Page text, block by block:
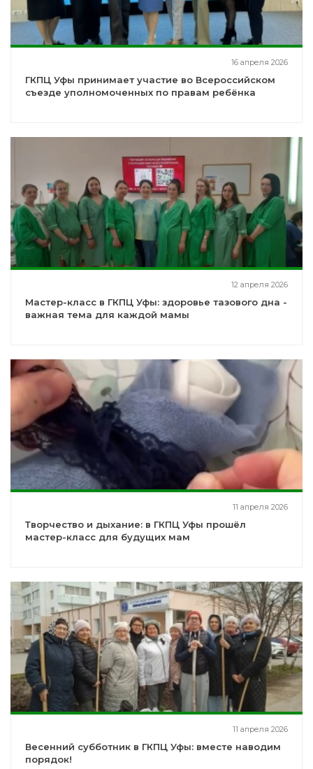
16 апреля 2026
ГКПЦ Уфы принимает участие во Всероссийском
съезде уполномоченных по правам ребёнка
12 апреля 2026
Мастер-класс в ГКПЦ Уфы: здоровье тазового дна -
важная тема для каждой мамы
11 апреля 2026
Творчество и дыхание: в ГКПЦ Уфы прошёл
мастер-класс для будущих мам
11 апреля 2026
Весенний субботник в ГКПЦ Уфы: вместе наводим
порядок!